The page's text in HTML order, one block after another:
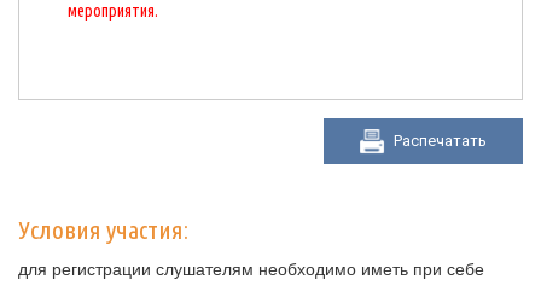
мероприятия.
Распечатать
Условия участия:
для регистрации слушателям необходимо иметь при себе